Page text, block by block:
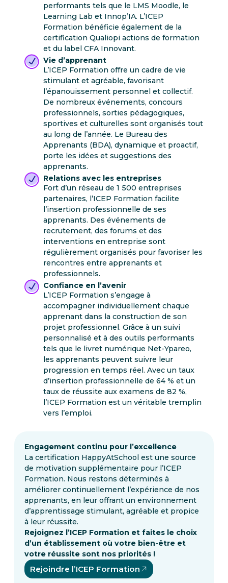
performants tels que le LMS Moodle, le
Learning Lab et Innop’IA. L’ICEP
Formation bénéficie également de la
certification Qualiopi actions de formation
et du label CFA Innovant.
Vie d’apprenant
L’ICEP Formation offre un cadre de vie
stimulant et agréable, favorisant
l’épanouissement personnel et collectif.
De nombreux événements, concours
professionnels, sorties pédagogiques,
sportives et culturelles sont organisés tout
au long de l’année. Le Bureau des
Apprenants (BDA), dynamique et proactif,
porte les idées et suggestions des
apprenants.
Relations avec les entreprises
Fort d’un réseau de 1 500 entreprises
partenaires, l’ICEP Formation facilite
l’insertion professionnelle de ses
apprenants. Des événements de
recrutement, des forums et des
interventions en entreprise sont
régulièrement organisés pour favoriser les
rencontres entre apprenants et
professionnels.
Confiance en l’avenir
L’ICEP Formation s’engage à
accompagner individuellement chaque
apprenant dans la construction de son
projet professionnel. Grâce à un suivi
personnalisé et à des outils performants
tels que le livret numérique Net-Ypareo,
les apprenants peuvent suivre leur
progression en temps réel. Avec un taux
d’insertion professionnelle de 64 % et un
taux de réussite aux examens de 82 %,
l’ICEP Formation est un véritable tremplin
vers l’emploi.
Engagement continu pour l’excellence
La certification HappyAtSchool est une source
de motivation supplémentaire pour l’ICEP
Formation. Nous restons déterminés à
améliorer continuellement l’expérience de nos
apprenants, en leur offrant un environnement
d’apprentissage stimulant, agréable et propice
à leur réussite.
Rejoignez l’ICEP Formation et faites le choix
d’un établissement où votre bien-être et
votre réussite sont nos priorités !
Rejoindre l’ICEP Formation